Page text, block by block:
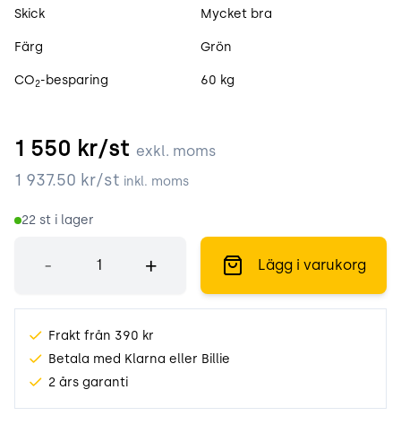
Skick Mycket bra
Färg Grön
CO2-besparing 60 kg
1 550 kr/st exkl. moms
1 937.50 kr/st inkl. moms
22 st i lager
- + Lägg i varukorg
Frakt från 390 kr
Betala med Klarna eller Billie
2 års garanti